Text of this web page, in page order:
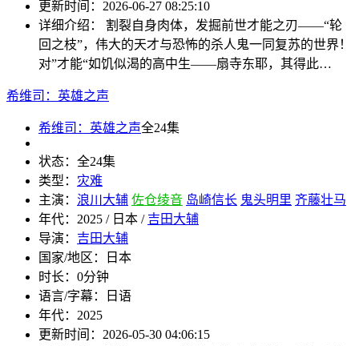
更新时间： 2026-06-27 08:25:10
详细介绍：
割裂自身肉体，发掘前世才能之刃——“轮
回之枝”，伟大的天才与恐怖的杀人鬼一同复苏的世界！
对”才能“如饥似渴的高中生——扇寺东耶，其得此…
希维司：英雄之声
希维司：英雄之声全24集
状态： 全24集
类型： 灾难
主演： 浪川大辅 佐仓绫音 岛崎信长 鬼头明里 齐藤壮马
年代： 2025 / 日本 / 吉田大辅
导演： 吉田大辅
国家/地区：
日本
时长： 0分钟
语言/字幕：
日语
年代： 2025
更新时间： 2026-05-30 04:06:15